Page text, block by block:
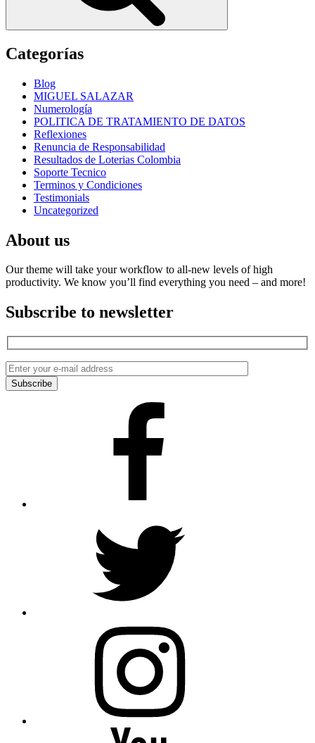
Categorías
Blog
MIGUEL SALAZAR
Numerología
POLITICA DE TRATAMIENTO DE DATOS
Reflexiones
Renuncia de Responsabilidad
Resultados de Loterias Colombia
Soporte Tecnico
Terminos y Condiciones
Testimonials
Uncategorized
About us
Our theme will take your workflow to all-new levels of high
productivity. We know you’ll find everything you need – and more!
Subscribe to newsletter